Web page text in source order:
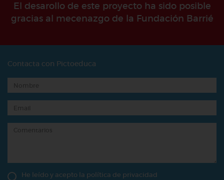
El desarollo de este proyecto ha sido posible
gracias al mecenazgo de la Fundación Barrié
Contacta con Pictoeduca
He leído y acepto la política de privacidad